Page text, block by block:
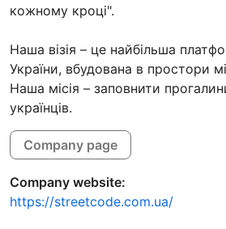
кожному кроці".
Наша візія – це найбільша
України, вбудована в простори
Наша місія – заповнити
українців.
Company page
Company website:
https://streetcode.com.ua/